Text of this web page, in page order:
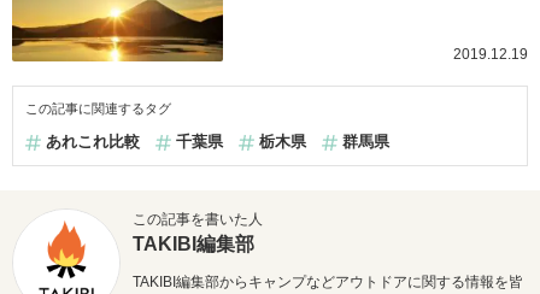
2019.12.19
この記事に関連するタグ
あれこれ比較 千葉県 栃木県 群馬県
この記事を書いた人
TAKIBI編集部
TAKIBI編集部からキャンプなどアウトドアに関する情報を皆